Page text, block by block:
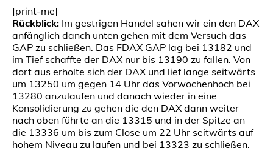
[print-me]
Rückblick: Im gestrigen Handel sahen wir ein den DAX
anfänglich danch unten gehen mit dem Versuch das
GAP zu schließen. Das FDAX GAP lag bei 13182 und
im Tief schaffte der DAX nur bis 13190 zu fallen. Von
dort aus erholte sich der DAX und lief lange seitwärts
um 13250 um gegen 14 Uhr das Vorwochenhoch bei
13280 anzulaufen und danach wieder in eine
Konsolidierung zu gehen die den DAX dann weiter
nach oben führte an die 13315 und in der Spitze an
die 13336 um bis zum Close um 22 Uhr seitwärts auf
hohem Niveau zu laufen und bei 13323 zu schließen.